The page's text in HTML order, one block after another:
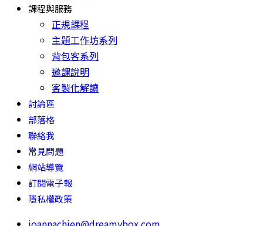
課程與服務
正規課程
主題工作坊系列
背包客系列
邀課說明
客製化解讀
討論區
部落格
聯絡我
常見問題
網站導覽
訂閱電子報
隱私權政策